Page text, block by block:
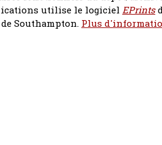
utilise le logiciel EPrints
Southampton. Plus